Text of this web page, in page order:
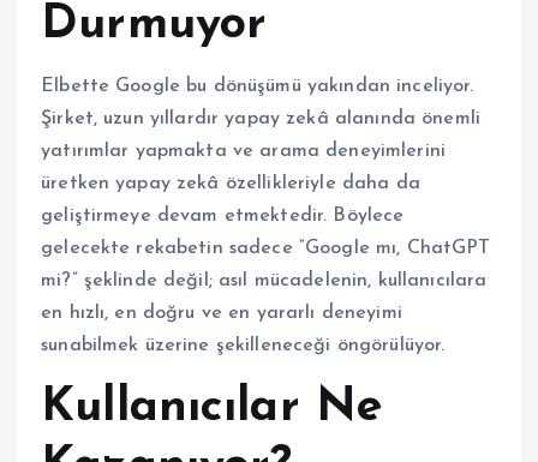
Durmuyor
Elbette Google bu dönüşümü yakından inceliyor.
Şirket, uzun yıllardır yapay zekâ alanında önemli
yatırımlar yapmakta ve arama deneyimlerini
üretken yapay zekâ özellikleriyle daha da
geliştirmeye devam etmektedir. Böylece
gelecekte rekabetin sadece “Google mı, ChatGPT
mi?” şeklinde değil; asıl mücadelenin, kullanıcılara
en hızlı, en doğru ve en yararlı deneyimi
sunabilmek üzerine şekilleneceği öngörülüyor.
Kullanıcılar Ne